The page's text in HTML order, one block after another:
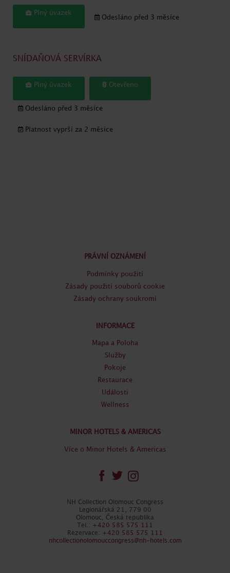
Plný úvazek
Odesláno před 3 měsíce
SNÍDAŇOVÁ SERVÍRKA
Plný úvazek Otevřeno
Odesláno před 3 měsíce
Platnost vyprší za 2 měsíce
PRÁVNÍ OZNÁMENÍ
Podmínky použití
Zásady použití souborů cookie
Zásady ochrany soukromí
INFORMACE
Mapa a Poloha
Služby
Pokoje
Restaurace
Události
Wellness
MINOR HOTELS & AMERICAS
Více o Minor Hotels & Americas
NH Collection Olomouc Congress
Legionářská 21, 779 00
Olomouc, Česká republika
Tel.: +420 585 575 111
Rezervace: +420 585 575 111
nhcollectionolomouccongress@nh-hotels.com